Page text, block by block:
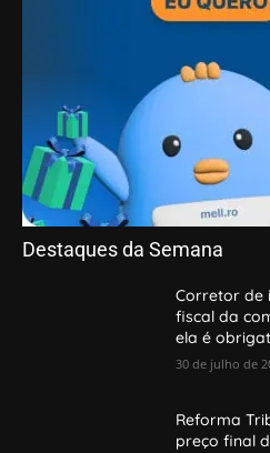
Destaques da Semana
Corretor de
fiscal da
ela é
30 de julho de
Reforma
preço final